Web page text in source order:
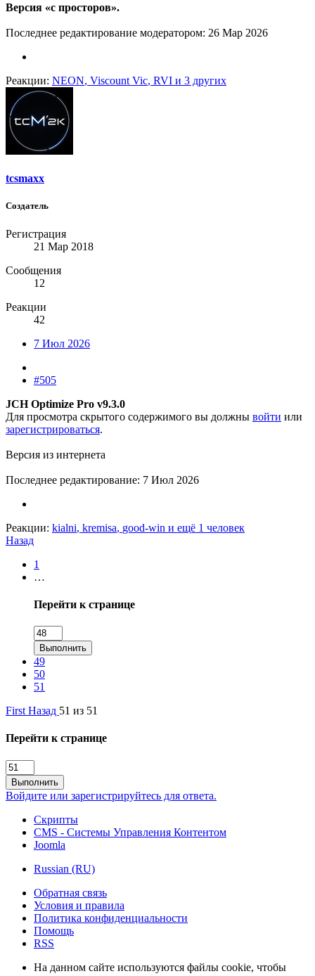
Версия «с просторов».
Последнее редактирование модератором: 26 Мар 2026
Реакции: NEON, Viscount Vic, RVI и 3 других
tcsmaxx
Создатель
Регистрация
21 Мар 2018
Сообщения
12
Реакции
42
7 Июл 2026
#505
JCH Optimize Pro v9.3.0
Для просмотра скрытого содержимого вы должны войти или
зарегистрироваться.
Версия из интернета
Последнее редактирование: 7 Июл 2026
Реакции: kialni, kremisa, good-win и ещё 1 человек
Назад
1
…
Перейти к странице
Выполнить
49
50
51
First Назад 51 из 51
Перейти к странице
Выполнить
Войдите или зарегистрируйтесь для ответа.
Скрипты
CMS - Системы Управления Контентом
Joomla
Russian (RU)
Обратная связь
Условия и правила
Политика конфиденциальности
Помощь
RSS
На данном сайте используются файлы cookie, чтобы